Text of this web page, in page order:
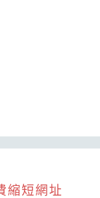
縮短網址